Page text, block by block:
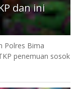
dan ini
Polres Bima
penemuan sosok